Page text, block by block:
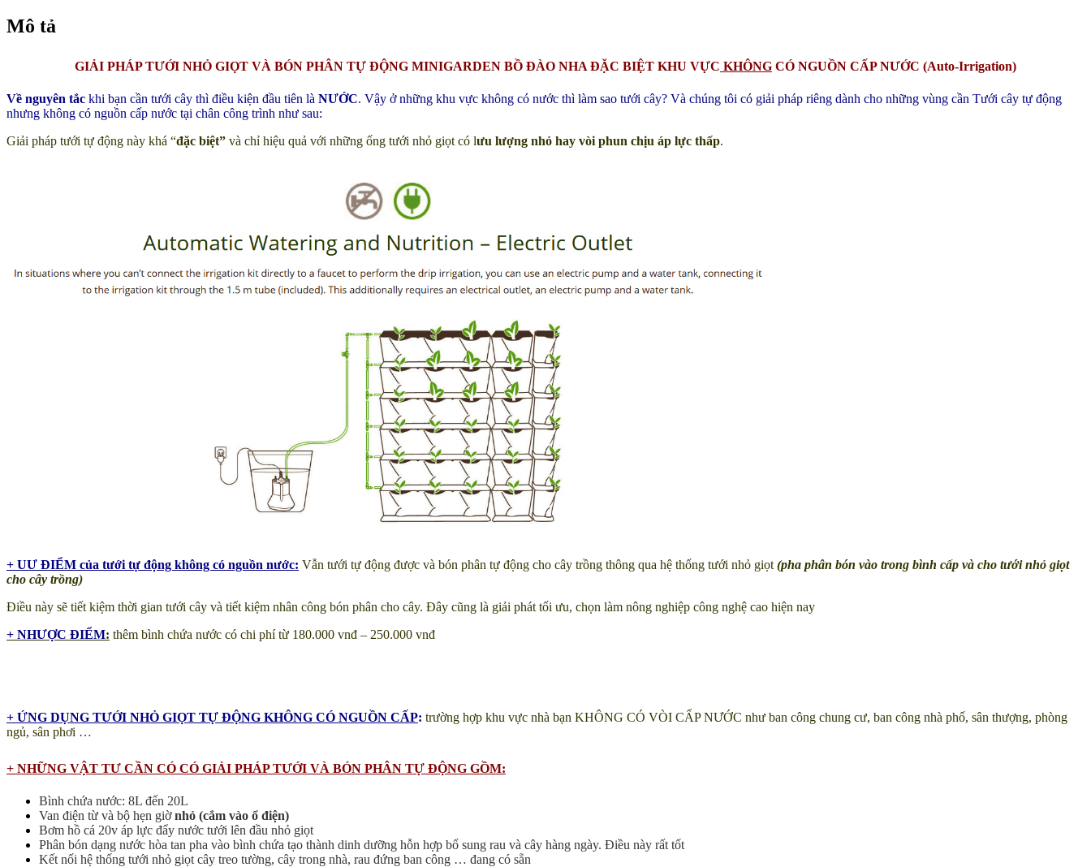
VÒI
CẤP
TỰ
ĐỘNG
MINIGARDEN
số
Mô tả
GIẢI PHÁP TƯỚI NHỎ GIỌT VÀ BÓN PHÂN TỰ ĐỘNG MINIGARDEN BỒ ĐÀO NHA ĐẶC BIỆT KHU VỰC KHÔNG CÓ NGUỒN CẤP NƯỚC (Auto-Irrigation)
Về nguyên tắc khi bạn cần tưới cây thì điều kiện đầu tiên là NƯỚC. Vậy ở những khu vực không có nước thì làm sao tưới cây? Và chúng tôi có giải pháp riêng dành cho những vùng cần Tưới cây tự động
nhưng không có nguồn cấp nước tại chân công trình như sau:
Giải pháp tưới tự động này khá “đặc biệt” và chỉ hiệu quả với những ống tưới nhỏ giọt có lưu lượng nhỏ hay vòi phun chịu áp lực thấp.
+ UƯ ĐIỂM của tưới tự động không có nguồn nước: Vẫn tưới tự động được và bón phân tự động cho cây trồng thông qua hệ thống tưới nhỏ giọt (pha phân bón vào trong bình cấp và cho tưới nhỏ giọt
cho cây trồng)
Điều này sẽ tiết kiệm thời gian tưới cây và tiết kiệm nhân công bón phân cho cây. Đây cũng là giải phát tối ưu, chọn làm nông nghiệp công nghệ cao hiện nay
+ NHƯỢC ĐIỂM: thêm bình chứa nước có chi phí từ 180.000 vnđ – 250.000 vnđ
+ ỨNG DỤNG TƯỚI NHỎ GIỌT TỰ ĐỘNG KHÔNG CÓ NGUỒN CẤP: trường hợp khu vực nhà bạn KHÔNG CÓ VÒI CẤP NƯỚC như ban công chung cư, ban công nhà phố, sân thượng, phòng
ngủ, sân phơi …
+ NHỮNG VẬT TƯ CẦN CÓ CÓ GIẢI PHÁP TƯỚI VÀ BÓN PHÂN TỰ ĐỘNG GỒM:
Bình chứa nước: 8L đến 20L
Van điện từ và bộ hẹn giờnhỏ (cắm vào ổ điện)
Bơm hồ cá 20v áp lực đẩy nước tưới lên đầu nhỏ giọt
Phân bón dạng nước hòa tan pha vào bình chứa tạo thành dinh dưỡng hỗn hợp bổ sung rau và cây hàng ngày. Điều này rất tốt
Kết nối hệ thống tưới nhỏ giọt cây treo tường, cây trong nhà, rau đứng ban công … đang có sẵn